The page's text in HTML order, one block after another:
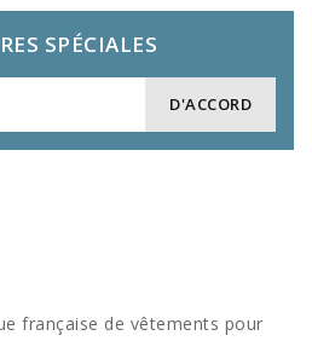
SPÉCIALES
française de vêtements pour